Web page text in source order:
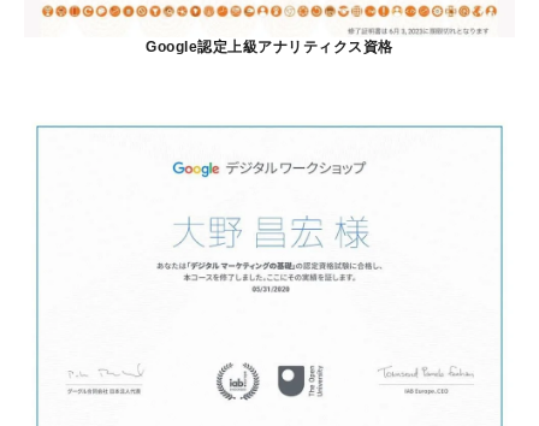
Google認定上級アナリティクス資格